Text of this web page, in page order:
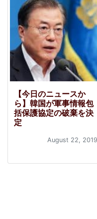
【今日のニュースか
ら】韓国が軍事情報包
括保護協定の破棄を決
定
August 22, 2019